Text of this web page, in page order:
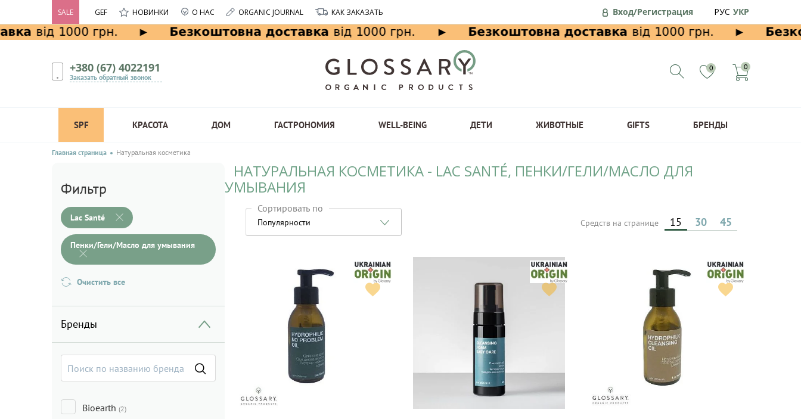
SALE GEF НОВИНКИ О НАС ORGANIC JOURNAL КАК ЗАКАЗАТЬ Вход/Регистрация РУС УКР
+380 (67) 4022191
Заказать обратный звонок
0 0
SPF КРАСОТА ДОМ ГАСТРОНОМИЯ WELL-BEING ДЕТИ ЖИВОТНЫЕ GIFTS БРЕНДЫ
Главная страница Натуральная косметика
Фильтр
Lac Santé
Пенки/Гели/Масло для умывания
Очистить все
Бренды
Bioearth (2)
НАТУРАЛЬНАЯ КОСМЕТИКА - LAC SANTÉ, ПЕНКИ/ГЕЛИ/МАСЛО ДЛЯ
УМЫВАНИЯ
Сортировать по
Популярности Средств на странице 15 30 45